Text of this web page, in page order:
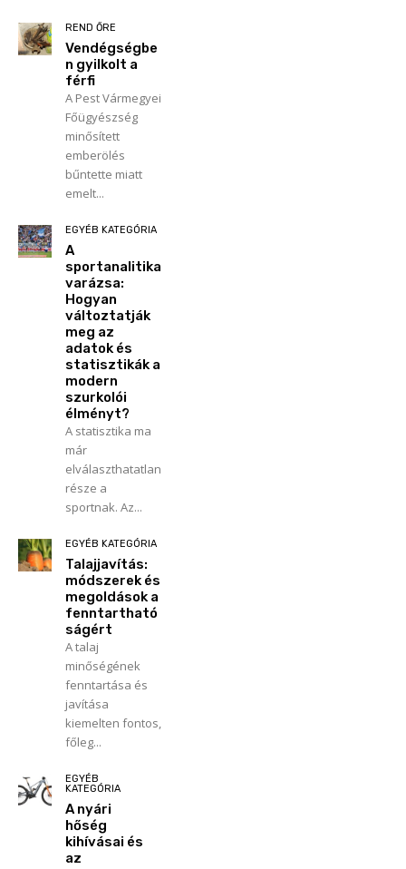
REND ŐRE
Vendégségbe
n gyilkolt a
férfi
A Pest Vármegyei
Főügyészség
minősített
emberölés
bűntette miatt
emelt...
EGYÉB KATEGÓRIA
A
sportanalitika
varázsa:
Hogyan
változtatják
meg az
adatok és
statisztikák a
modern
szurkolói
élményt?
A statisztika ma
már
elválaszthatatlan
része a
sportnak. Az...
EGYÉB KATEGÓRIA
Talajjavítás:
módszerek és
megoldások a
fenntartható
ságért
A talaj
minőségének
fenntartása és
javítása
kiemelten fontos,
főleg...
EGYÉB
KATEGÓRIA
A nyári
hőség
kihívásai és
az